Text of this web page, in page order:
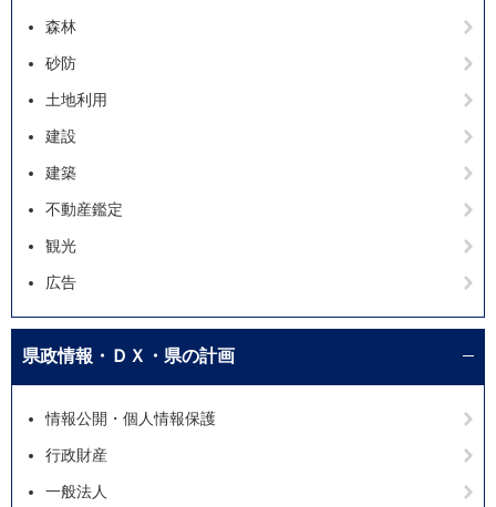
森林
砂防
土地利用
建設
建築
不動産鑑定
観光
広告
県政情報・ＤＸ・県の計画
情報公開・個人情報保護
行政財産
一般法人